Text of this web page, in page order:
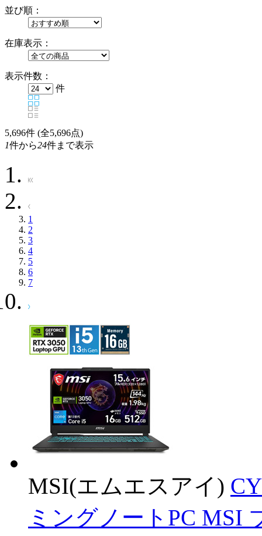
並び順：
在庫表示：
表示件数：
件
5,696件 (全5,696点)
1件から24件まで表示
1
2
3
4
5
6
7
MSI(エムエスアイ)
ミングノートPC MSI